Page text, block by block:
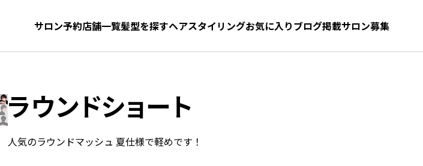
サロン予約店舗一覧髪型を探すヘアスタイリングお気に入りブログ掲載サロン募集
お気に入り 髪型をさがす
ラウンドショート
人気のラウンドマッシュ 夏仕様で軽めです！